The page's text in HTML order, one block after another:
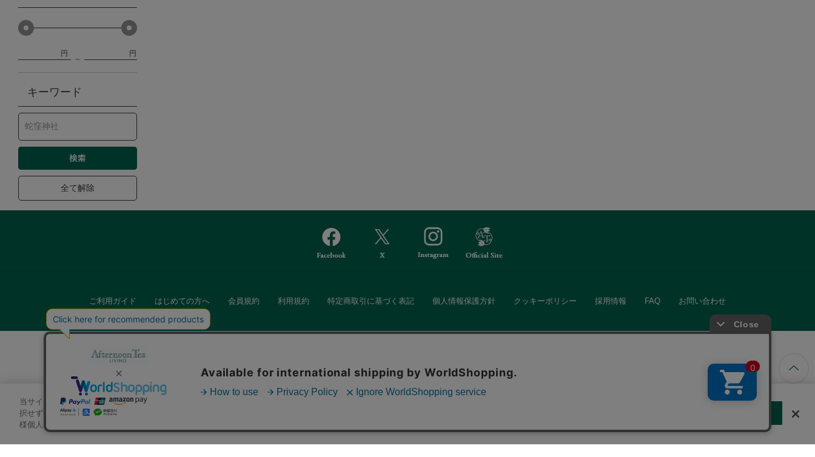
防災グッズ・非常食
トレーニング
ヴィンテージ
円 円
キーワード
全て解除
ご利用ガイド はじめての方へ 会員規約 利用規約 特定商取引に基づく表記 個人情報保護方針 クッキーポリシー 採用情報 FAQ お問い合わせ
当サイトでは、サイトの利便性向上のためにクッキーを使用いたします。ボタンから同意の可否を選択してください。選
択せずにページを移動した場合、クッキーの使用に同意したことになります。クッキーを通じて収集する情報には「お客
様個人を特定できる情報」は一切含まれておりません。詳細は